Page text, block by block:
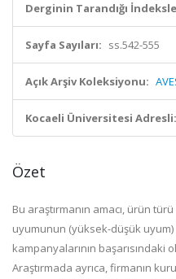
Derginin Tarandığı
Sayfa Sayıları: ss.542-555
Açık Arşiv Koleksiyonu:
Kocaeli Üniversitesi Adresli:
Özet
Bu araştırmanın amacı, ürün
uyumunun (yüksek-düşük
kampanyalarının başarısındaki
Araştırmada ayrıca, firmanın